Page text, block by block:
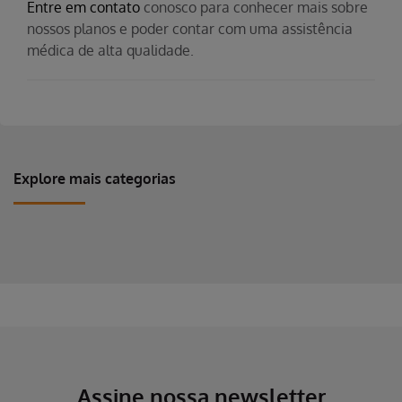
Entre em contato conosco para conhecer mais sobre
nossos planos e poder contar com uma assistência
médica de alta qualidade.
Explore mais categorias
Assine nossa newsletter